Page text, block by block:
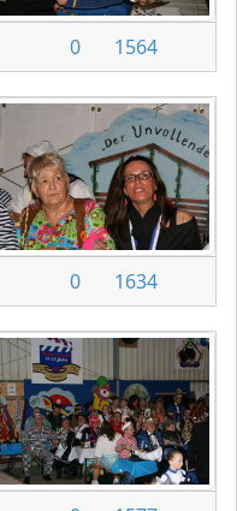
0 1564
0 1634